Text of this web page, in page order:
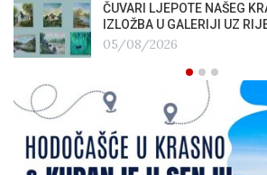
ČUVARI LJEPOTE NAŠEG
IZLOŽBA U GALERIJI UZ
05/08/2026